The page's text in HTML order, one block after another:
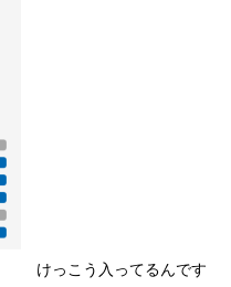
けっこう入ってるんです